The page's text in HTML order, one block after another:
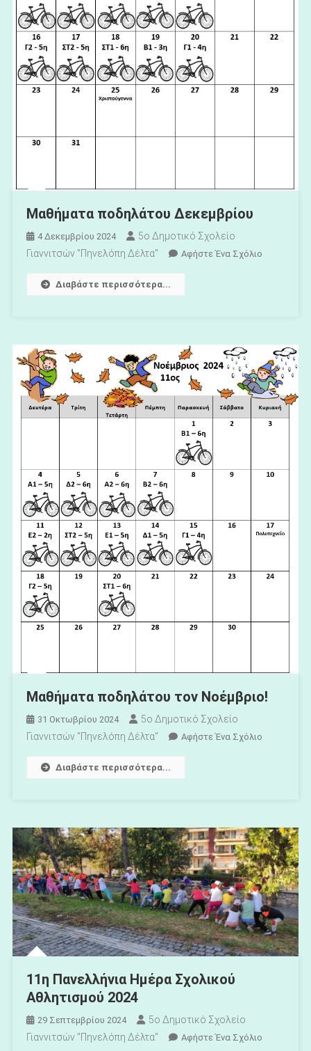
Μαθήματα ποδηλάτου Δεκεμβρίου
4 Δεκεμβρίου 2024
5ο Δημοτικό Σχολείο
Γιαννιτσών "Πηνελόπη Δέλτα"
Αφήστε Ένα ΣχόλιοΓια
Διαβάστε περισσότερα...
Μαθήματα ποδηλάτου τον Νοέμβριο!
31 Οκτωβρίου 2024
5ο Δημοτικό Σχολείο
Γιαννιτσών "Πηνελόπη Δέλτα"
Αφήστε Ένα ΣχόλιοΓια
Διαβάστε περισσότερα...
11η Πανελλήνια Ημέρα Σχολικού
Αθλητισμού 2024
29 Σεπτεμβρίου 2024
5ο Δημοτικό Σχολείο
Γιαννιτσών "Πηνελόπη Δέλτα"
Αφήστε Ένα ΣχόλιοΓια